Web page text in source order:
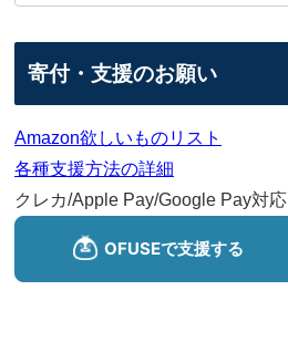
寄付・支援のお願い
Amazon欲しいものリスト
各種支援方法の詳細
クレカ/Apple Pay/Google Pay対応